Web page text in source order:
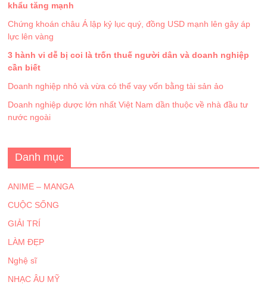
khẩu tăng mạnh
Chứng khoán châu Á lập kỷ lục quý, đồng USD mạnh lên gây áp
lực lên vàng
3 hành vi dễ bị coi là trốn thuế người dân và doanh nghiệp
cần biết
Doanh nghiệp nhỏ và vừa có thể vay vốn bằng tài sản ảo
Doanh nghiệp dược lớn nhất Việt Nam dần thuộc về nhà đầu tư
nước ngoài
Danh mục
ANIME – MANGA
CUỘC SỐNG
GIẢI TRÍ
LÀM ĐẸP
Nghệ sĩ
NHẠC ÂU MỸ